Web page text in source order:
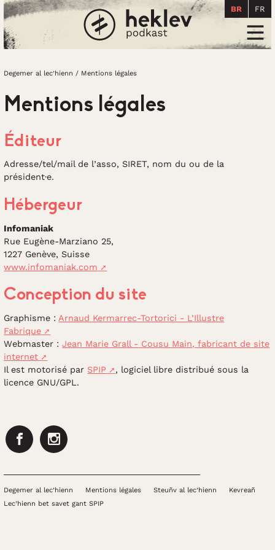
Degemer al lec’hienn
BR FR
Degemer al lec’hienn / Mentions légales
Mentions légales
Éditeur
Adresse/tel/mail de l’asso, SIRET, nom du ou de la
président·e.
Hébergeur
Infomaniak
Rue Eugène-Marziano 25,
1227 Genève, Suisse
www.infomaniak.com
Conception du site
Graphisme : Arnaud Kermarrec-Tortorici - L’Illustre
Fabrique
Webmaster :Jean Marie Grall - Cousu Main, fabricant de site
internet
Il est motorisé par SPIP
, logiciel libre distribué sous la
licence GNU/GPL.
FacebookInstagram
Degemer al lec’hienn Mentions légales Steuñv al lec’hienn
Kevreañ
Lec’hienn bet savet gant SPIP